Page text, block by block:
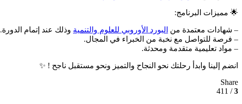
🌟 مميزات البرنامج:
– شهادات معتمدة من البورد الأوروبي للعلوم والتنمية وذلك عند إتمام الدورة.
– فرصة للتواصل مع نخبة من الخبراء في المجال.
– مواد تعليمية متقدمة ومحدثة.
انضم إلينا وابدأ رحلتك نحو النجاح والتميز ونحو مستقبل ناجح ! ✨
Share
3
/ 411